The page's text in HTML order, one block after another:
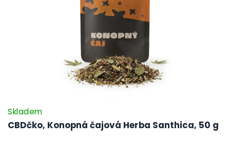
CBDčko, Konopná čajová Herba Santhica, 50 g
Skladem